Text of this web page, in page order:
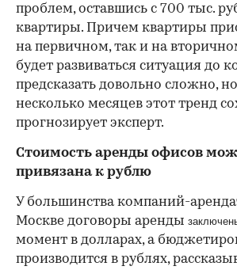
проблем, оставшись с 700 тыс.
квартиры. Причем квартиры
на первичном, так и на
будет развиваться ситуация до
предсказать довольно сложно,
несколько месяцев этот тренд
прогнозирует эксперт.
Стоимость аренды офисов
привязана к рублю
У большинства компаний-
Москве договоры аренды
момент в долларах, а
производится в рублях,